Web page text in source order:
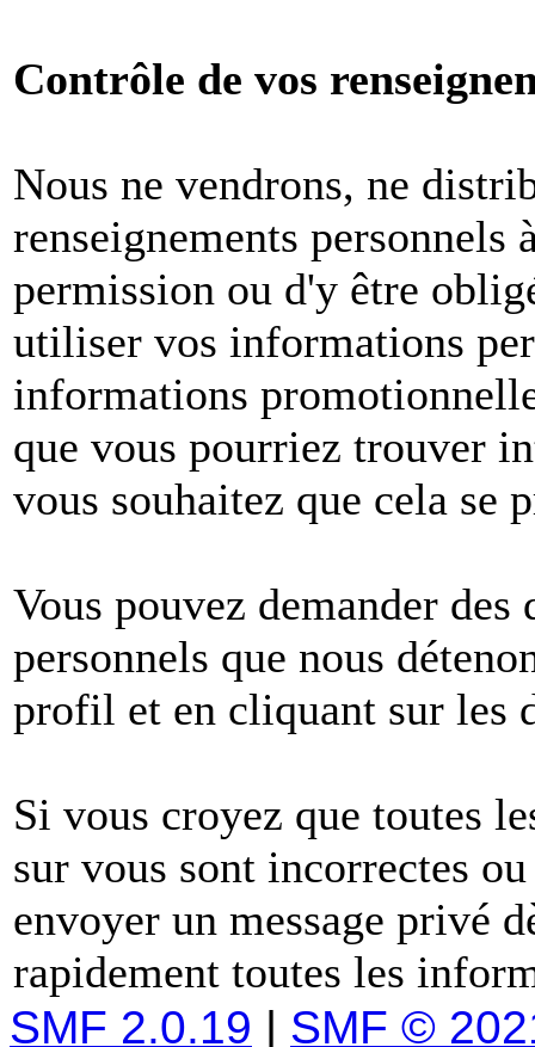
Contrôle de vos
Nous ne vendrons, ne
renseignements
permission ou d'y être
utiliser vos informations
informations
que vous pourriez trouver
vous souhaitez que cela se
Vous pouvez demander
personnels que nous
profil et en cliquant sur les
Si vous croyez que toutes
sur vous sont incorrectes
envoyer un message privé
rapidement toutes les
SMF 2.0.19 | SMF ©